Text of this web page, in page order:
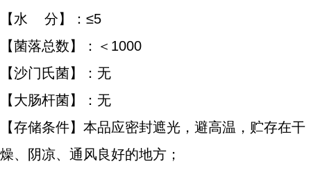
【水 分】：≤5
【菌落总数】：＜1000
【沙门氏菌】：无
【大肠杆菌】：无
【存储条件】本品应密封遮光，避高温，贮存在干
燥、阴凉、通风良好的地方；